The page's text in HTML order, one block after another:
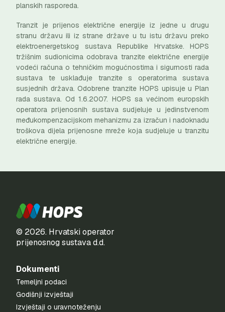
planskih rasporeda.
Tranzit je prijenos električne energije iz jedne u drugu
stranu državu ili iz strane države u tu istu državu preko
elektroenergetskog sustava Republike Hrvatske. HOPS
tržišnim sudionicima odobrava tranzite električne energije
vodeći računa o tehničkim mogućnostima i sigurnosti rada
sustava te usklađuje tranzite s operatorima sustava
susjednih država. Odobrene tranzite HOPS upisuje u Plan
rada sustava. Od 1.6.2007. HOPS sa većinom europskih
operatora prijenosnih sustava sudjeluje u jedinstvenom
međukompenzacijskom mehanizmu za izračun i nadoknadu
troškova dijela prijenosne mreže koja sudjeluje u tranzitu
električne energije.
© 2026. Hrvatski operator
prijenosnog sustava d.d.
Dokumenti
Temeljni podaci
Godišnji izvještaji
Izvještaji o uravnoteženju